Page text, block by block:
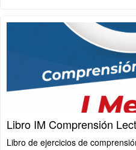
Libro IM Comprensión
Libro de ejercicios de